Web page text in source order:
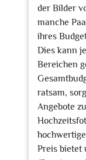
der Bilder
manche
ihres
Dies kann
Bereichen
ratsam,
Angebote
Preis bietet